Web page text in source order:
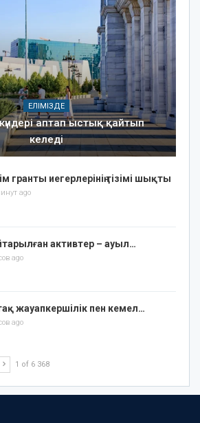
ЕЛІМІЗДЕ
аптап ыстық қайтып
келеді
гранты иегерлерінің тізімі шықты
ago
активтер – ауыл…
ago
жауапкершілік пен кемел…
ago
1 of 6 368